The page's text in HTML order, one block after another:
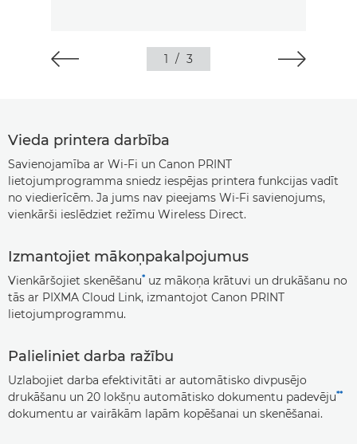
1 / 3
Vieda printera darbība
Savienojamība ar Wi-Fi un Canon PRINT
lietojumprogramma sniedz iespējas printera funkcijas vadīt
no viedierīcēm. Ja jums nav pieejams Wi-Fi savienojums,
vienkārši ieslēdziet režīmu Wireless Direct.
Izmantojiet mākoņpakalpojumus
Vienkāršojiet skenēšanu* uz mākoņa krātuvi un drukāšanu no
tās ar PIXMA Cloud Link, izmantojot Canon PRINT
lietojumprogrammu.
Palieliniet darba ražību
Uzlabojiet darba efektivitāti ar automātisko divpusējo
drukāšanu un 20 lokšņu automātisko dokumentu padevēju**
dokumentu ar vairākām lapām kopēšanai un skenēšanai.